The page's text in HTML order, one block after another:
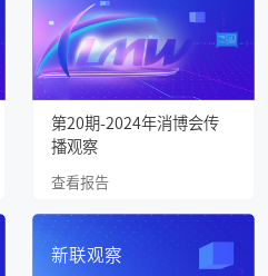
第20期-2024年消博会传
播观察
查看报告
新联观察